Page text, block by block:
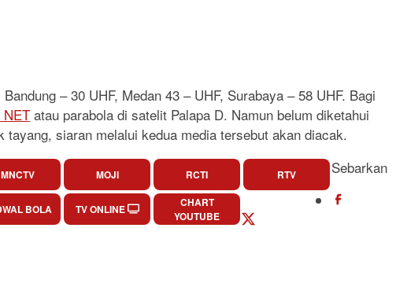
– 30 UHF, Medan 43 – UHF, Surabaya – 58 UHF. Bagi
atau parabola di satelit Palapa D. Namun belum diketahui
siaran melalui kedua media tersebut akan diacak.
MNCTV MOJI RCTI RTV
BOLA TV ONLINE
CHART
YOUTUBE
Sebarkan